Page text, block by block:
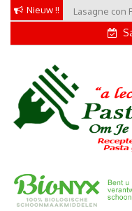
Skip
Nieuw !! Lasagne con
Pastarecepten om je